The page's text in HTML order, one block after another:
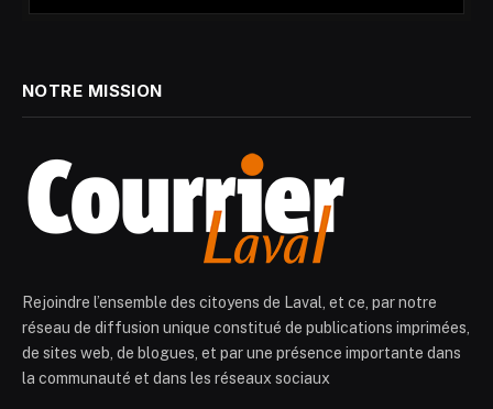
NOTRE MISSION
Rejoindre l’ensemble des citoyens de Laval, et ce, par notre
réseau de diffusion unique constitué de publications imprimées,
de sites web, de blogues, et par une présence importante dans
la communauté et dans les réseaux sociaux